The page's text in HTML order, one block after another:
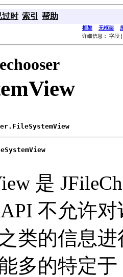
过时 索引 帮助
框架 无框架
详细信息： 字段
是
不允许
类的信息
多的特定